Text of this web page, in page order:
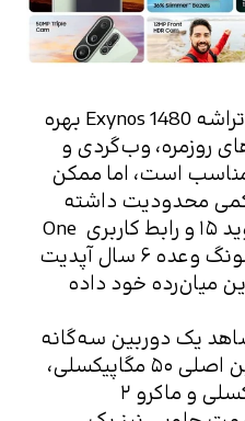
باشد. گلکسی M56 با اندروید ۱۵ و رابط کاربری One